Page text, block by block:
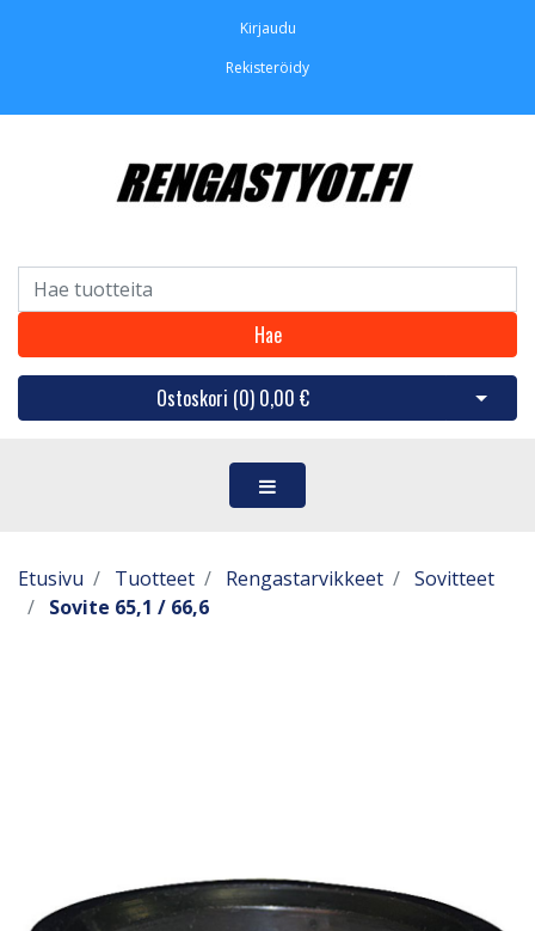
Kirjaudu
Rekisteröidy
Hae
Ostoskori (0) 0,00 € Avaa
Etusivu Tuotteet Rengastarvikkeet
Sovitteet
Sovite 65,1 / 66,6